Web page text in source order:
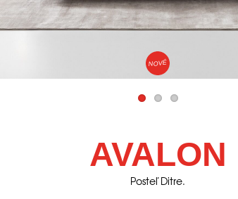
NOVÉ
AVALON
Posteľ Ditre.